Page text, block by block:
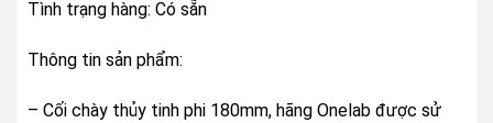
Tình trạng hàng: Có sẵn
Thông tin sản phẩm:
– Cối chày thủy tinh phi 180mm, hãng Onelab được sử